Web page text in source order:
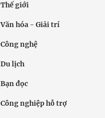
Thế giới
Văn hóa - Giải trí
Công nghệ
Du lịch
Bạn đọc
Công nghiệp hỗ trợ